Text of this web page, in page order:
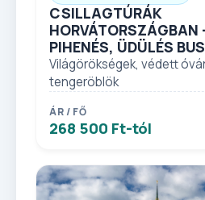
CSILLAGTÚRÁK
HORVÁTORSZÁGBAN
PIHENÉS, ÜDÜLÉS
Világörökségek, védett
tengeröblök
ÁR / FŐ
268 500 Ft-tól